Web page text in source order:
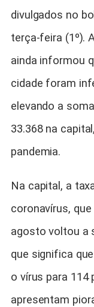
divulgados no
terça-feira (1º).
ainda informou
cidade foram
elevando a
33.368 na
pandemia.
Na capital, a
coronavírus,
agosto voltou a
que significa
o vírus para
apresentam